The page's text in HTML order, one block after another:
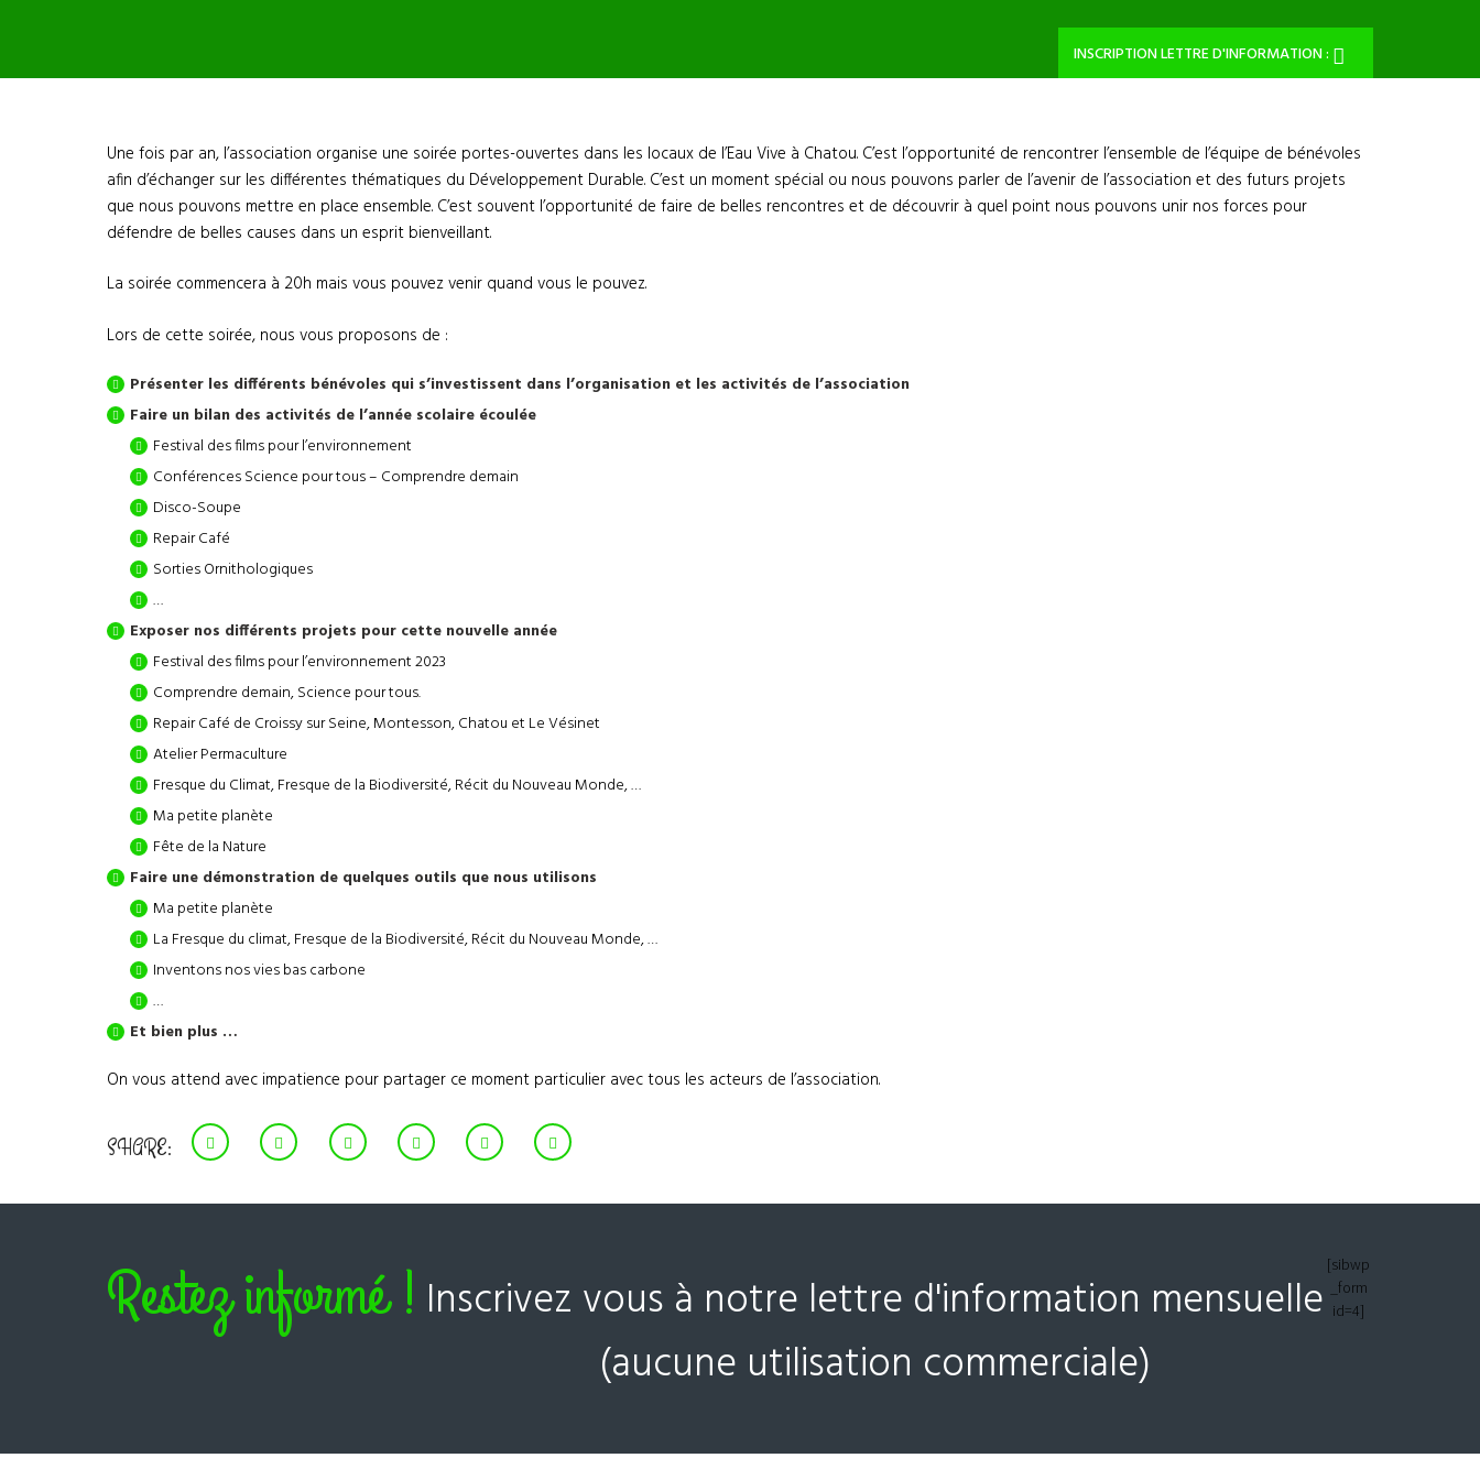
INSCRIPTION LETTRE D'INFORMATION :
Une fois par an, l’association organise une soirée portes-ouvertes dans les locaux de l’Eau Vive à Chatou. C’est l’opportunité de rencontrer l’ensemble de l’équipe de bénévoles
afin d’échanger sur les différentes thématiques du Développement Durable. C’est un moment spécial ou nous pouvons parler de l’avenir de l’association et des futurs projets
que nous pouvons mettre en place ensemble. C’est souvent l’opportunité de faire de belles rencontres et de découvrir à quel point nous pouvons unir nos forces pour
défendre de belles causes dans un esprit bienveillant.
La soirée commencera à 20h mais vous pouvez venir quand vous le pouvez.
Lors de cette soirée, nous vous proposons de :
Présenter les différents bénévoles qui s’investissent dans l’organisation et les activités de l’association
Faire un bilan des activités de l’année scolaire écoulée
Festival des films pour l’environnement
Conférences Science pour tous – Comprendre demain
Disco-Soupe
Repair Café
Sorties Ornithologiques
…
Exposer nos différents projets pour cette nouvelle année
Festival des films pour l’environnement 2023
Comprendre demain, Science pour tous.
Repair Café de Croissy sur Seine, Montesson, Chatou et Le Vésinet
Atelier Permaculture
Fresque du Climat, Fresque de la Biodiversité, Récit du Nouveau Monde, …
Ma petite planète
Fête de la Nature
Faire une démonstration de quelques outils que nous utilisons
Ma petite planète
La Fresque du climat, Fresque de la Biodiversité, Récit du Nouveau Monde, …
Inventons nos vies bas carbone
…
Et bien plus …
On vous attend avec impatience pour partager ce moment particulier avec tous les acteurs de l’association.
SHARE:
Restez informé ! Inscrivez vous à notre lettre d'information mensuelle
(aucune utilisation commerciale)
[sibwp
_form
id=4]